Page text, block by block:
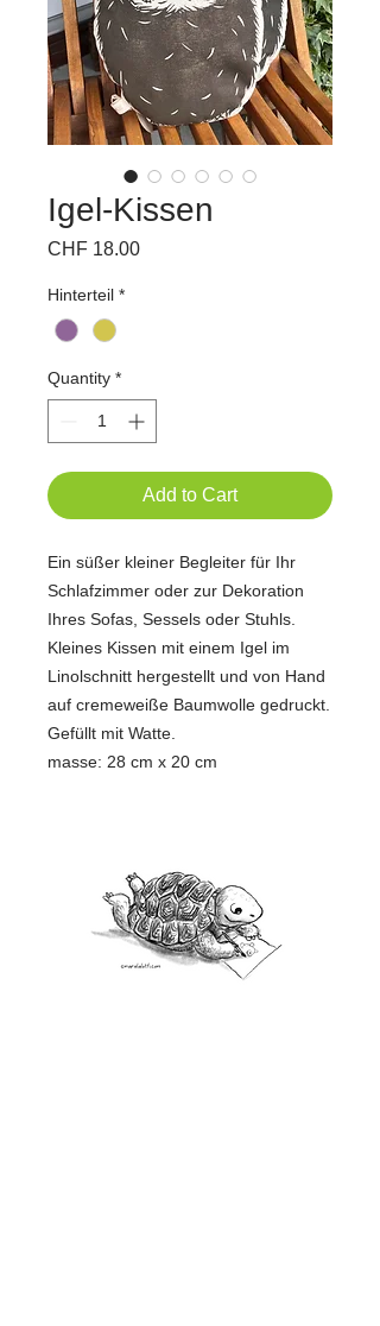
Igel-Kissen
CHF 18.00Price
Hinterteil *
Quantity *
Add to Cart
Ein süßer kleiner Begleiter für Ihr
Schlafzimmer oder zur Dekoration
Ihres Sofas, Sessels oder Stuhls.
Kleines Kissen mit einem Igel im
Linolschnitt hergestellt und von Hand
auf cremeweiße Baumwolle gedruckt.
Gefüllt mit Watte.
masse: 28 cm x 20 cm